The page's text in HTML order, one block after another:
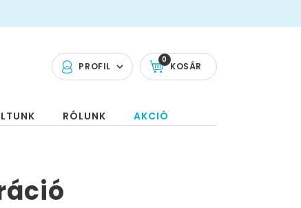
PROFIL KOSÁR
0
RÓLUNK AKCIÓ